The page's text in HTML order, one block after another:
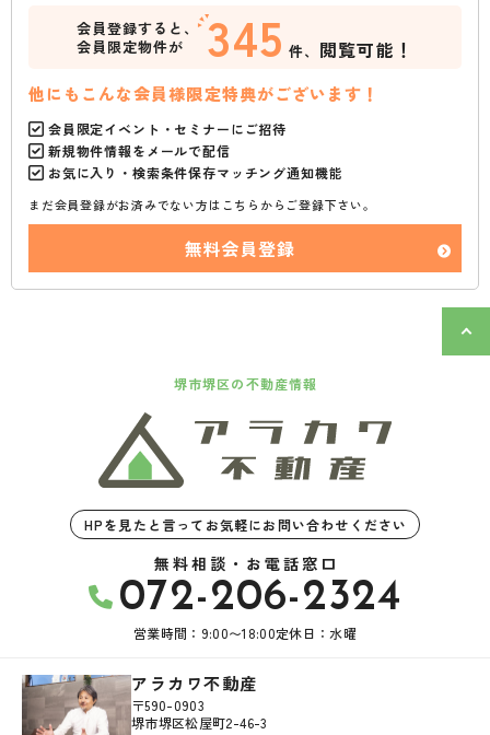
会員登録すると、
会員限定物件が
345 件、 閲覧可能！
他にもこんな会員様限定特典がございます！
会員限定イベント・セミナーにご招待
新規物件情報をメールで配信
お気に入り・検索条件保存マッチング通知機能
まだ会員登録がお済みでない方はこちらからご登録下さい。
無料会員登録
堺市堺区の不動産情報
HPを見たと言ってお気軽にお問い合わせください
無料相談・お電話窓口
072-206-2324
営業時間：9:00〜18:00定休日：水曜
アラカワ不動産
〒590-0903
堺市堺区松屋町2-46-3